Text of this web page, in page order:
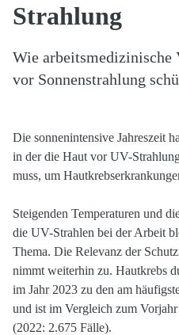
Strahlung
Wie arbeitsmedizinische
vor Sonnenstrahlung
Die sonnenintensive Jahreszeit
in der die Haut vor UV-
muss, um
Steigenden Temperaturen und
die UV-Strahlen bei der Arbeit
Thema. Die Relevanz der
nimmt weiterhin zu. Hautkrebs
im Jahr 2023 zu den am
und ist im Vergleich zum
(2022: 2.675 Fälle).